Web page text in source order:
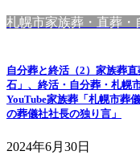
札幌市家族葬・直葬・
自分葬と終活（2）家族葬
石」、終活・自分葬・札幌
YouTube家族葬「札幌市葬
の葬儀社社長の独り言」
2024年6月30日